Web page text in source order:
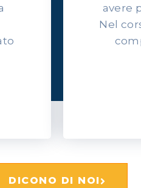
avere
Nel
DICONO DI NOI